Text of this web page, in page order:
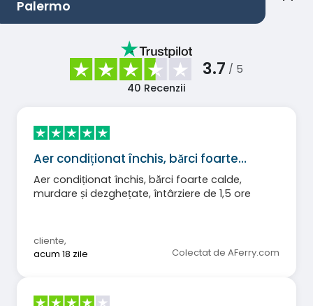
Palermo
3.7 / 5
40 Recenzii
Aer condiționat închis, bărci foarte…
Aer condiționat închis, bărci foarte calde,
murdare și dezghețate, întârziere de 1,5 ore
cliente,
acum 18 zile
Colectat de AFerry.com